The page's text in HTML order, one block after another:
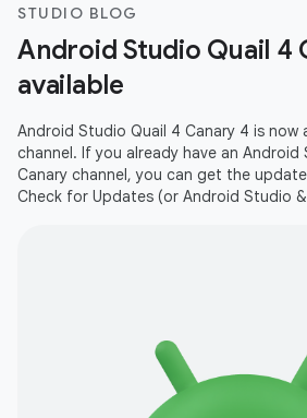
STUDIO BLOG
Android Studio Quail 4
available
Android Studio Quail 4 Canary 4 is now
channel. If you already have an
Canary channel, you can get the
Check for Updates (or Android Studio